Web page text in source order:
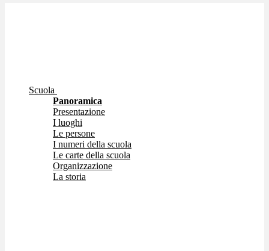
Scuola
Panoramica
Presentazione
I luoghi
Le persone
I numeri della scuola
Le carte della scuola
Organizzazione
La storia